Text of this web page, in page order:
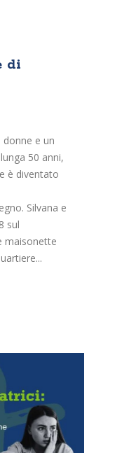
di
donne e un
50 anni,
è diventato
Silvana e
sul
maisonette